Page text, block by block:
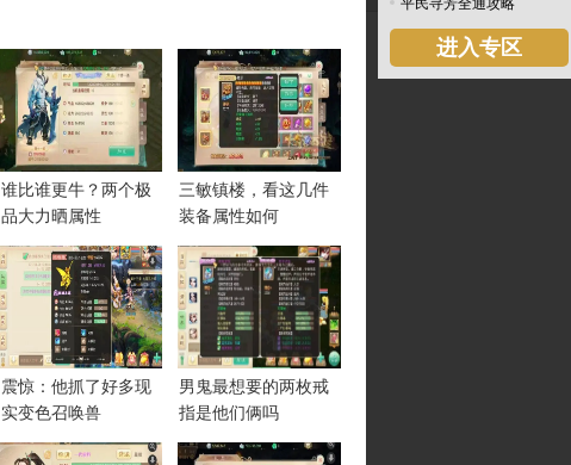
谁比谁更牛？两个极
品大力晒属性
三敏镇楼，看这几件
装备属性如何
震惊：他抓了好多现
实变色召唤兽
男鬼最想要的两枚戒
指是他们俩吗
平民寻芳全通攻略
进入专区